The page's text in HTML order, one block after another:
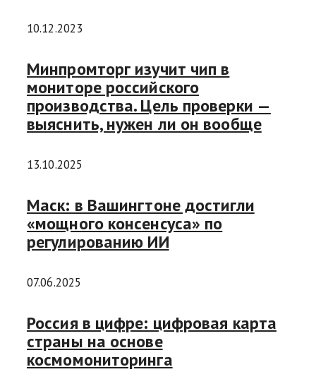
10.12.2023
Минпромторг изучит чип в
мониторе российского
производства. Цель проверки —
выяснить, нужен ли он вообще
13.10.2025
Маск: в Вашингтоне достигли
«мощного консенсуса» по
регулированию ИИ
07.06.2025
Россия в цифре: цифровая карта
страны на основе
космомониторинга